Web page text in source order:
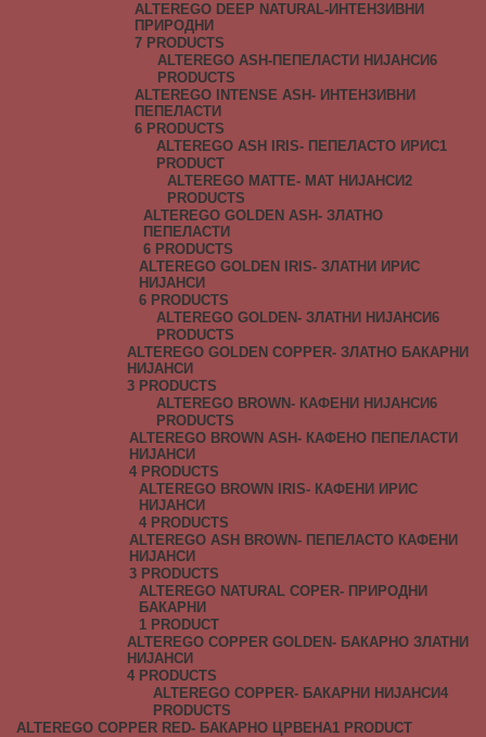
ALTEREGO DEEP NATURAL-ИНТЕНЗИВНИ
ПРИРОДНИ
7 PRODUCTS
ALTEREGO ASH-ПЕПЕЛАСТИ НИЈАНСИ6
PRODUCTS
ALTEREGO INTENSE ASH- ИНТЕНЗИВНИ
ПЕПЕЛАСТИ
6 PRODUCTS
ALTEREGO ASH IRIS- ПЕПЕЛАСТО ИРИС1
PRODUCT
ALTEREGO MATTE- МАТ НИЈАНСИ2
PRODUCTS
ALTEREGO GOLDEN ASH- ЗЛАТНО
ПЕПЕЛАСТИ
6 PRODUCTS
ALTEREGO GOLDEN IRIS- ЗЛАТНИ ИРИС
НИЈАНСИ
6 PRODUCTS
ALTEREGO GOLDEN- ЗЛАТНИ НИЈАНСИ6
PRODUCTS
ALTEREGO GOLDEN COPPER- ЗЛАТНО БАКАРНИ
НИЈАНСИ
3 PRODUCTS
ALTEREGO BROWN- КАФЕНИ НИЈАНСИ6
PRODUCTS
ALTEREGO BROWN ASH- КАФЕНО ПЕПЕЛАСТИ
НИЈАНСИ
4 PRODUCTS
ALTEREGO BROWN IRIS- КАФЕНИ ИРИС
НИЈАНСИ
4 PRODUCTS
ALTEREGO ASH BROWN- ПЕПЕЛАСТО КАФЕНИ
НИЈАНСИ
3 PRODUCTS
ALTEREGO NATURAL COPER- ПРИРОДНИ
БАКАРНИ
1 PRODUCT
ALTEREGO COPPER GOLDEN- БАКАРНО ЗЛАТНИ
НИЈАНСИ
4 PRODUCTS
ALTEREGO COPPER- БАКАРНИ НИЈАНСИ4
PRODUCTS
ALTEREGO COPPER RED- БАКАРНО ЦРВЕНА1 PRODUCT